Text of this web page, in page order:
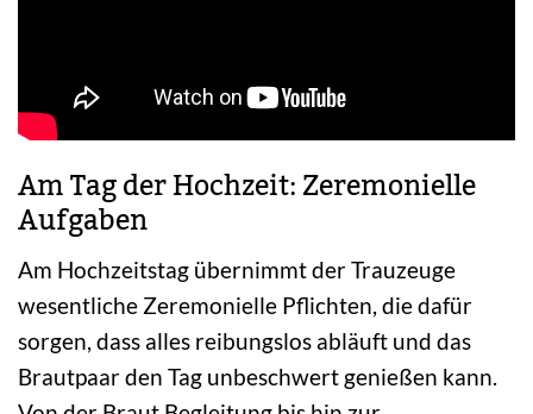
Am Tag der Hochzeit: Zeremonielle
Aufgaben
Am Hochzeitstag übernimmt der Trauzeuge
wesentliche Zeremonielle Pflichten, die dafür
sorgen, dass alles reibungslos abläuft und das
Brautpaar den Tag unbeschwert genießen kann.